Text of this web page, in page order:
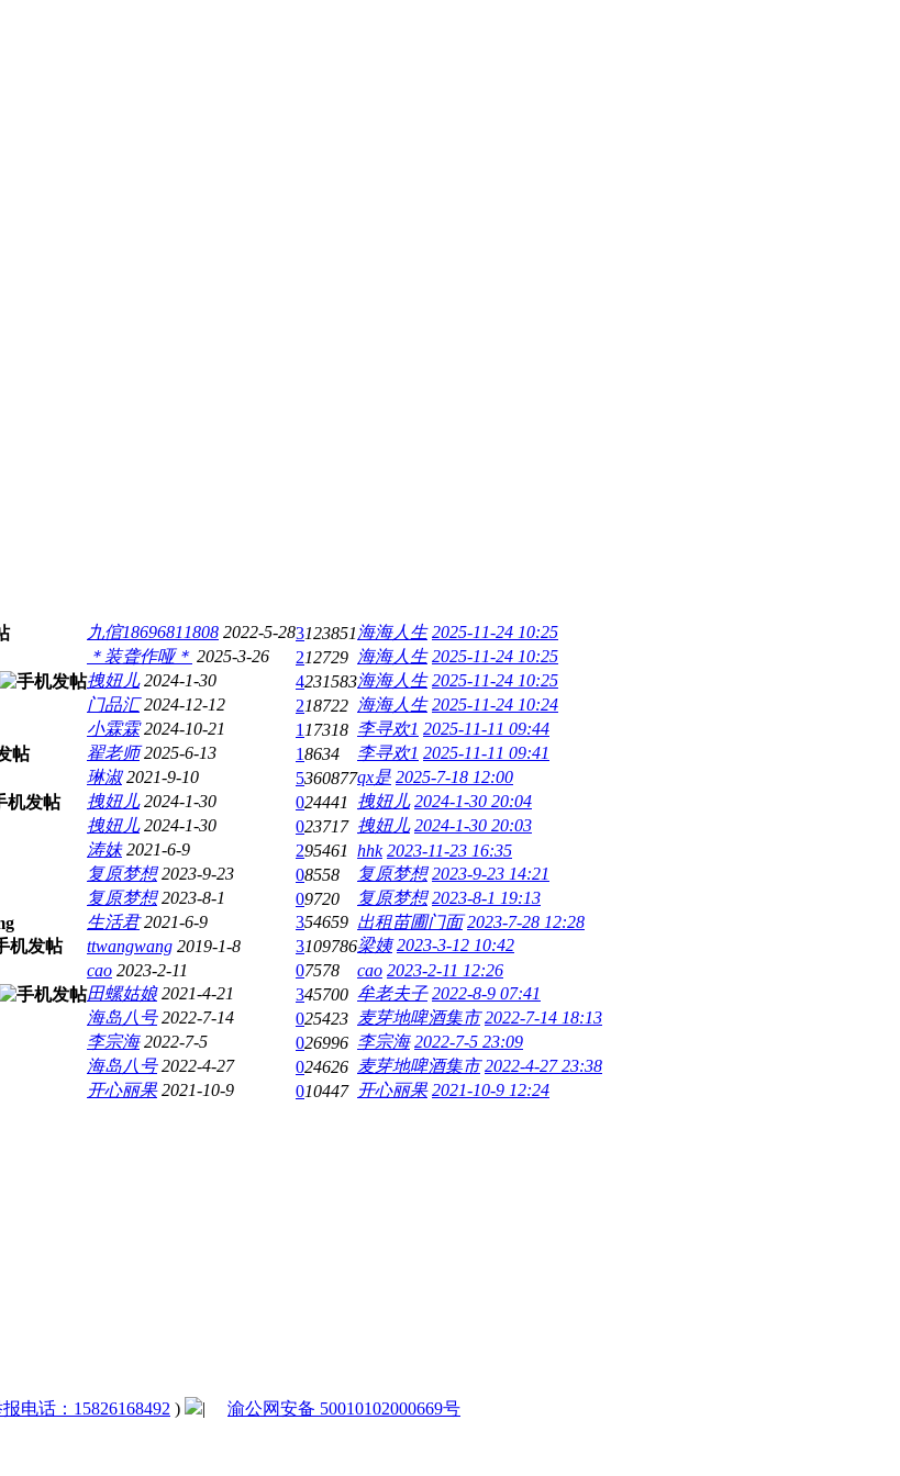
九倌18696811808 2022-5-283123851 海海人生 2025-11-24 10:25
＊装聋作哑＊ 2025-3-26 212729 海海人生 2025-11-24 10:25
拽妞儿 2024-1-30 4231583海海人生 2025-11-24 10:25
门品汇 2024-12-12 218722 海海人生 2025-11-24 10:24
小霖霖 2024-10-21 1 17318 李寻欢1 2025-11-11 09:44
翟老师 2025-6-13 18634 李寻欢1 2025-11-11 09:41
琳淑 2021-9-10 5360877qx是 2025-7-18 12:00
拽妞儿 2024-1-30 024441 拽妞儿 2024-1-30 20:04
拽妞儿 2024-1-30 023717 拽妞儿 2024-1-30 20:03
涛妹 2021-6-9 295461 hhk 2023-11-23 16:35
复原梦想 2023-9-23 08558 复原梦想 2023-9-23 14:21
复原梦想 2023-8-1 09720 复原梦想 2023-8-1 19:13
生活君 2021-6-9 354659 出租苗圃门面 2023-7-28 12:28
ttwangwang 2019-1-8 3109786梁姨 2023-3-12 10:42
cao 2023-2-11 07578 cao 2023-2-11 12:26
田螺姑娘 2021-4-21 345700 牟老夫子 2022-8-9 07:41
海岛八号 2022-7-14 025423 麦芽地啤酒集市 2022-7-14 18:13
李宗海 2022-7-5 026996 李宗海 2022-7-5 23:09
海岛八号 2022-4-27 024626 麦芽地啤酒集市 2022-4-27 23:38
开心丽果 2021-10-9 010447 开心丽果 2021-10-9 12:24
电话：15826168492 ) | 渝公网安备 50010102000669号